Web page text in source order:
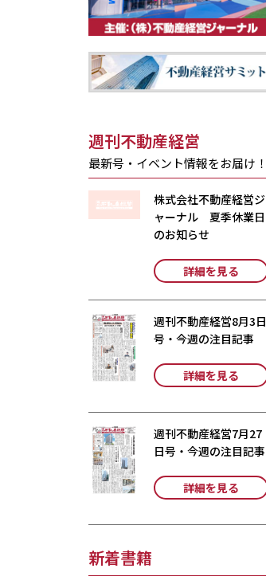
週刊不動産経営
最新号・イベント情報をお届け！
株式会社不動産経営ジ
ャーナル 夏季休業日
のお知らせ
詳細を見る
週刊不動産経営8月3日
号・今週の注目記事
詳細を見る
週刊不動産経営7月27
日号・今週の注目記事
詳細を見る
新着書籍